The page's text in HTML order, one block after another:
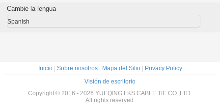
(tipo corto de la
garra)
Cambie la lengua
Spanish
Inicio| Sobre nosotros| Mapa del Sitio|
Privacy Policy
Visión de escritorio
Copyright © 2016 - 2026 YUEQING LKS CABLE TIE CO.,LTD.
All rights reserved.